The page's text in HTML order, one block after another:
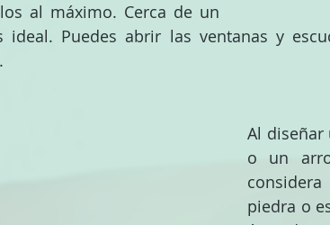
al máximo. Cerca de un
ideal. Puedes abrir las ventanas y
Al diseñar
o un
piedra o